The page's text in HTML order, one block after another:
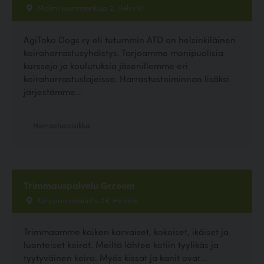
Malminkartanonkuja 2, Helsinki
AgiToko Dogs ry eli tutummin ATD on helsinkiläinen
koiraharrastusyhdistys. Tarjoamme monipuolisia
kursseja ja koulutuksia jäsenillemme eri
koiraharrastuslajeissa. Harrastustoiminnan lisäksi
järjestämme...
Trimmauspalvelu Grroom
Korppaanmäentie 24, Helsinki
Trimmaamme kaiken karvaiset, kokoiset, ikäiset ja
luonteiset koirat. Meiltä lähtee kotiin tyylikäs ja
tyytyväinen koira. Myös kissat ja kanit ovat...